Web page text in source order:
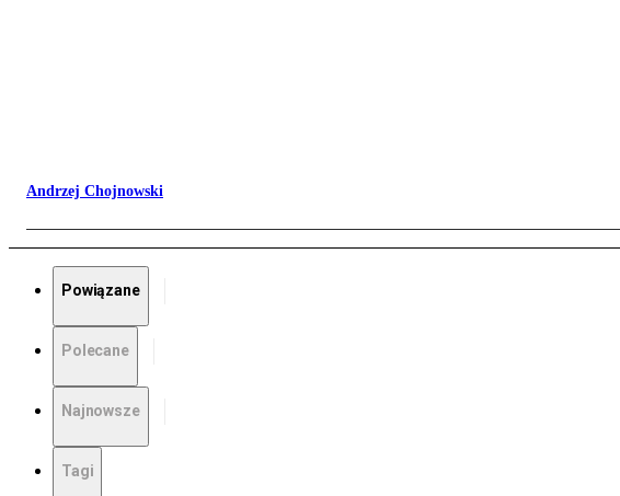
Andrzej Chojnowski
Powiązane
Polecane
Najnowsze
Tagi